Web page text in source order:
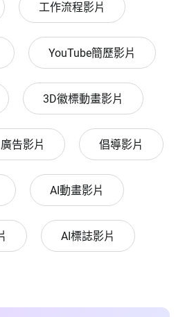
工作流程影片
YouTube簡歷影片
3D徽標動畫影片
廣告影片 倡導影片
AI動畫影片
AI標誌影片